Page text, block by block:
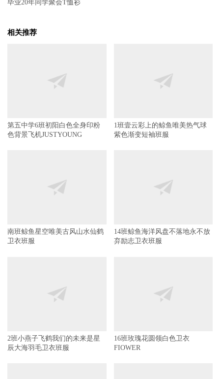
毕业20年同学聚会T恤衫
相关推荐
第五中学6班初阳白色全身印粉
色背景飞机JUSTYOUNG
1班壹云彩上的鲸鱼唯美热气球
紫色渐变短袖班服
南班鲸鱼星空唯美古风山水仙鹤
卫衣班服
14班鲸鱼海洋风盘不落地永不放
弃励志卫衣班服
2班小燕子飞鹤我们的未来是星
辰大海羽毛卫衣班服
16班玫瑰花圆领白色卫衣
FIOWER